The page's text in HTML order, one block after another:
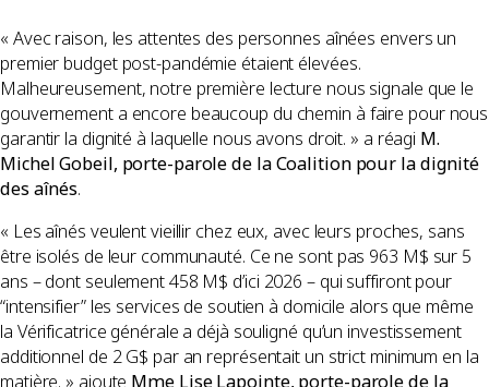
« Avec raison, les attentes des personnes aînées envers un
premier budget post-pandémie étaient élevées.
Malheureusement, notre première lecture nous signale que le
gouvernement a encore beaucoup du chemin à faire pour nous
garantir la dignité à laquelle nous avons droit. » a réagi M.
Michel Gobeil, porte-parole de la Coalition pour la dignité
des aînés.
« Les aînés veulent vieillir chez eux, avec leurs proches, sans
être isolés de leur communauté. Ce ne sont pas 963 M$ sur 5
ans – dont seulement 458 M$ d’ici 2026 – qui suffiront pour
“intensifier” les services de soutien à domicile alors que même
la Vérificatrice générale a déjà souligné qu’un investissement
additionnel de 2 G$ par an représentait un strict minimum en la
matière. » ajoute Mme Lise Lapointe, porte-parole de la